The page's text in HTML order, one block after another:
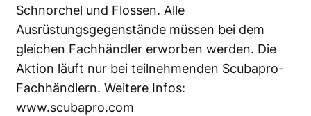
Schnorchel und Flossen. Alle
Ausrüstungsgegenstände müssen bei dem
gleichen Fachhändler erworben werden. Die
Aktion läuft nur bei teilnehmenden Scubapro-
Fachhändlern. Weitere Infos:
www.scubapro.com